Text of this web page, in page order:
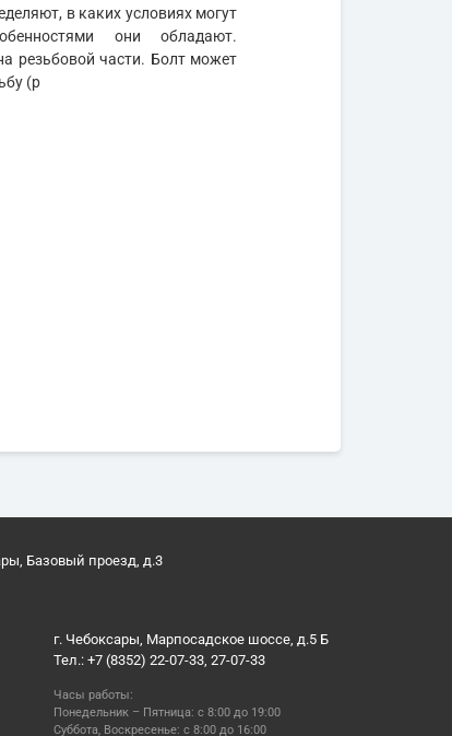
в каких условиях могут
они обладают.
резьбовой части. Болт может
(р
Базовый проезд, д.3
г. Чебоксары, Марпосадское шоссе, д.5 Б
Тел.: +7 (8352) 22-07-33, 27-07-33
Часы работы:
Понедельник – Пятница: с 8:00 до 19:00
Суббота, Воскресенье: с 8:00 до 16:00